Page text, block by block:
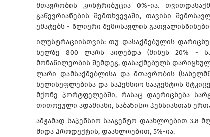
მთავრობის კონტრიბუცია 0%-ია.
გაწევრიანების შემთხვევაში, თავისი
უმატებს - წლიური შემოსავლის
ილუსტრაციისთვის: თუ დასაქმებულის
ხელზე 800 ლარს აიღებდა (მინუს 20% -
მონაწილეობის შემდეგ, დასაქმებულს
ლარი დამსაქმებლისა და მთავრობის
ხელისუფლებისა და საპენსიო სააგენტოს
მქონე პორტფელებში, რასაც დაერიცხება
თითოეული ადამიანი, საბაზისო პენსიასთან
ამჟამად საპენსიო სააგენტო დაახლოებით 3.8
შიდა პროდუქტის, დაახლოებით, 5%-ია.